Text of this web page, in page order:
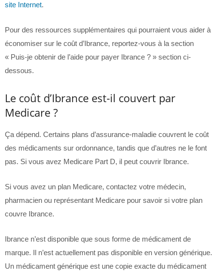
site Internet.
Pour des ressources supplémentaires qui pourraient vous aider à
économiser sur le coût d’Ibrance, reportez-vous à la section
« Puis-je obtenir de l’aide pour payer Ibrance ? » section ci-
dessous.
Le coût d’Ibrance est-il couvert par
Medicare ?
Ça dépend. Certains plans d’assurance-maladie couvrent le coût
des médicaments sur ordonnance, tandis que d’autres ne le font
pas. Si vous avez Medicare Part D, il peut couvrir Ibrance.
Si vous avez un plan Medicare, contactez votre médecin,
pharmacien ou représentant Medicare pour savoir si votre plan
couvre Ibrance.
Ibrance n’est disponible que sous forme de médicament de
marque. Il n’est actuellement pas disponible en version générique.
Un médicament générique est une copie exacte du médicament